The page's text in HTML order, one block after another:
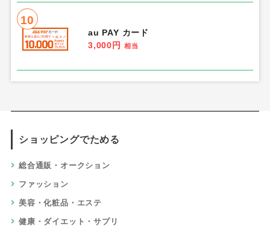
10
au PAY カード
3,000円
相当
ショッピングでためる
総合通販・オークション
ファッション
美容・化粧品・エステ
健康・ダイエット・サプリ